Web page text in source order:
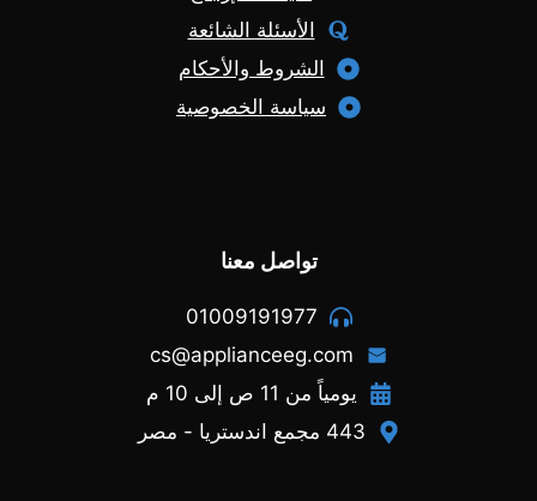
الأسئلة الشائعة
الشروط والأحكام
سياسة الخصوصية
تواصل معنا
01009191977
cs@applianceeg.com
يومياً من 11 ص إلى 10 م
443 مجمع اندستريا - مصر